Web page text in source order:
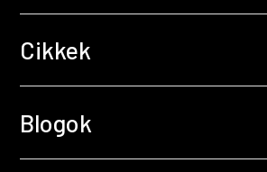
Cikkek
Blogok